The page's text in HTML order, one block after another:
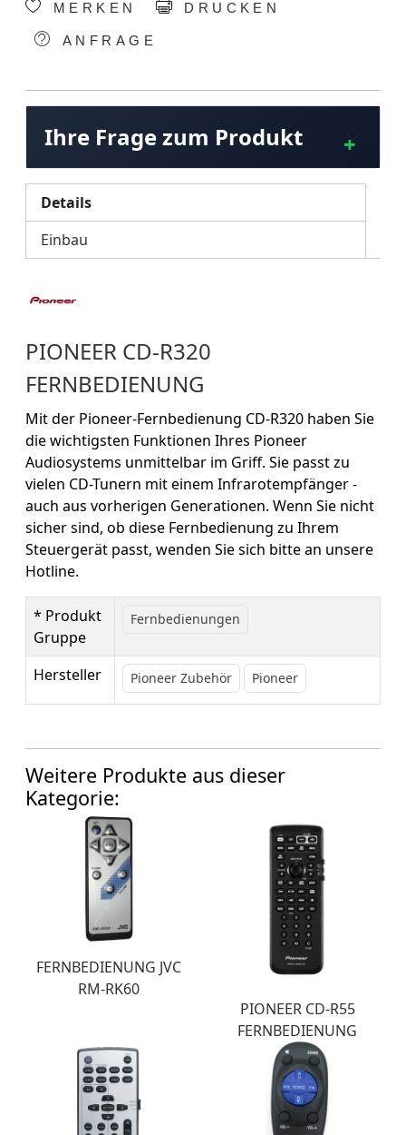
MERKEN DRUCKEN
ANFRAGE
Ihre Frage zum Produkt
Details
Einbau
PIONEER CD-R320
FERNBEDIENUNG
Mit der Pioneer-Fernbedienung CD-R320 haben Sie
die wichtigsten Funktionen Ihres Pioneer
Audiosystems unmittelbar im Griff. Sie passt zu
vielen CD-Tunern mit einem Infrarotempfänger -
auch aus vorherigen Generationen. Wenn Sie nicht
sicher sind, ob diese Fernbedienung zu Ihrem
Steuergerät passt, wenden Sie sich bitte an unsere
Hotline.
* Produkt
Gruppe
Fernbedienungen
Hersteller Pioneer Zubehör Pioneer
Weitere Produkte aus dieser
Kategorie:
FERNBEDIENUNG JVC
RM-RK60
PIONEER CD-R55
FERNBEDIENUNG